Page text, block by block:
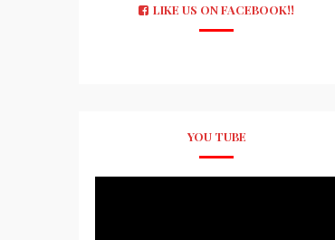
LIKE US ON FACEBOOK!!
YOU TUBE